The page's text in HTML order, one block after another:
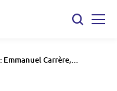
Emmanuel Carrère,
Paul Gasnier encore en lice